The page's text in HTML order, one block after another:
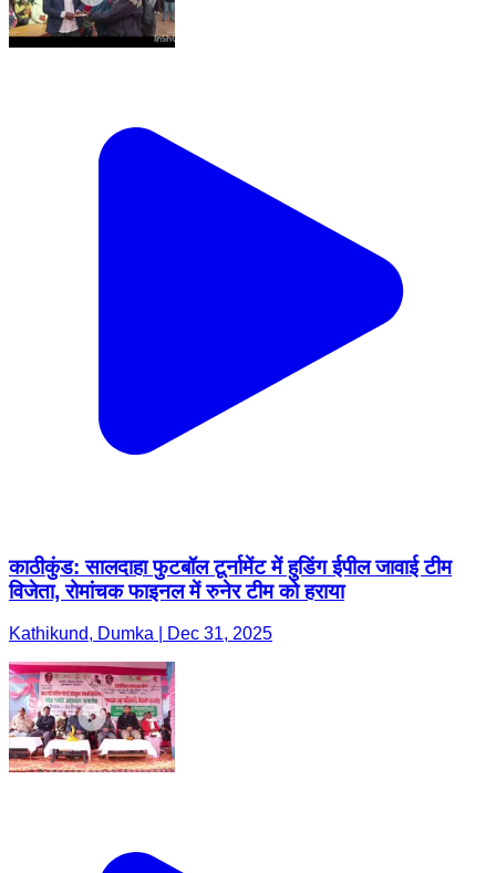
काठीकुंड: सालदाहा फुटबॉल टूर्नामेंट में हुडिंग ईपील जावाई टीम
विजेता, रोमांचक फाइनल में रुनेर टीम को हराया
Kathikund, Dumka | Dec 31, 2025